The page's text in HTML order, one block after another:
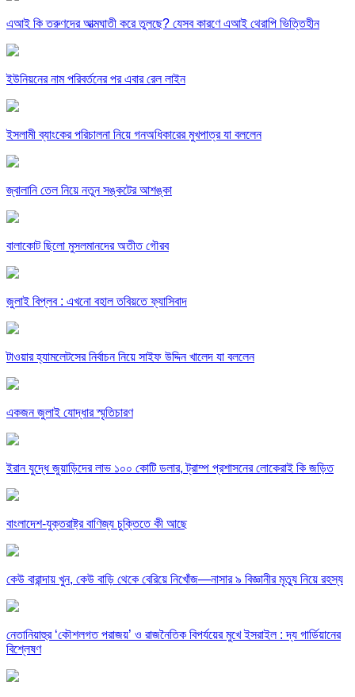
এআই কি তরুণদের আত্মঘাতী করে তুলছে? যেসব কারণে এআই থেরাপি ভিত্তিহীন
ইউনিয়নের নাম পরিবর্তনের পর এবার রেল লাইন
ইসলামী ব্যাংকের পরিচালনা নিয়ে গনঅধিকারের মুখপাত্র যা বললেন
জ্বালানি তেল নিয়ে নতুন সঙ্কটের আশঙ্কা
বালাকোট ছিলো মুসলমানদের অতীত গৌরব
জুলাই বিপ্লব : এখনো বহাল তবিয়তে ফ্যাসিবাদ
টাওয়ার হ্যামলেটসের নির্বাচন নিয়ে সাইফ উদ্দিন খালেদ যা বললেন
একজন জুলাই যোদ্ধার স্মৃতিচারণ
ইরান যুদ্ধে জুয়াড়িদের লাভ ১০০ কোটি ডলার, ট্রাম্প প্রশাসনের লোকেরাই কি জড়িত
বাংলাদেশ-যুক্তরাষ্ট্র বাণিজ্য চুক্তিতে কী আছে
কেউ বারান্দায় খুন, কেউ বাড়ি থেকে বেরিয়ে নিখোঁজ—নাসার ৯ বিজ্ঞানীর মৃত্যু নিয়ে রহস্য
নেতানিয়াহুর ‘কৌশলগত পরাজয়’ ও রাজনৈতিক বিপর্যয়ের মুখে ইসরাইল : দ্য গার্ডিয়ানের
বিশ্লেষণ